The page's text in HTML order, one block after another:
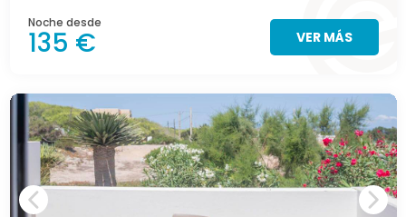
Noche desde
135 € VER MÁS